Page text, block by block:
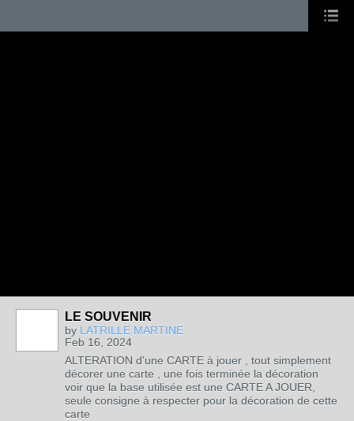
LE SOUVENIR
by LATRILLE MARTINE
Feb 16, 2024
ALTERATION d'une CARTE à jouer , tout simplement
décorer une carte , une fois terminée la décoration
voir que la base utilisée est une CARTE A JOUER,
seule consigne à respecter pour la décoration de cette
carte